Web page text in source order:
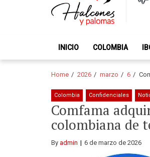
INICIO COLOMBIA
Home 2026 marzo 6
Colombia Confidenciales
Comfama
colombiana de
By admin 6 de marzo de 2026